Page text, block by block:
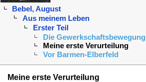
Bebel, August
Aus meinem Leben
Erster Teil
Die Gewerkschaftsbewegung
Meine erste Verurteilung
Vor Barmen-Elberfeld
Meine erste Verurteilung